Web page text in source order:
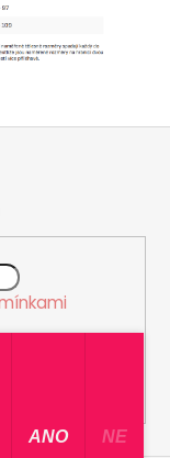
​ ANO ​ NE